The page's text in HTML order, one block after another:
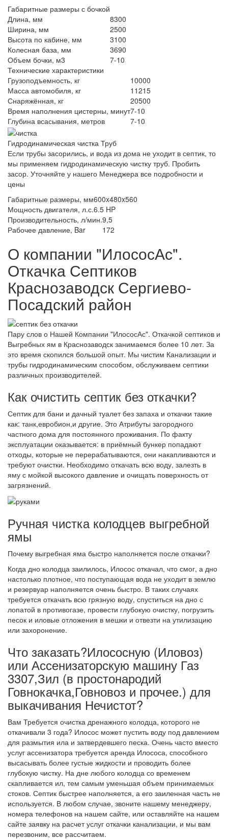
Габаритные размеры с бочкой
Длина, мм
8300
Ширина, мм
2500
Высота по кабине, мм
3100
Колесная база, мм
3690
Объем бочки, м3
7-10
Технические характеристики
Грузоподъемность, кг
10000
Масса автомобиля, кг
11215
Снаряжённая, кг
20500
Время наполнения цистерны, минут7-10
Глубина всасывания, метров
7-10
Гидродинамическая чистка Труб
Если трубы засорились, и вода из дома не уходит в септик, то
мы применяем гидродинамическую чистку труб. Пробить
засор. Уточняйте у нашего Менеджера все подробности и
цены
Габаритные размеры, мм600x480x560
Мощность двигателя, л.с.6.5 HP
Производительность, л/мин.9,5
Рабочее давление, Bar
172
О компании "ИлососАс".
Откачка Септиков
Краснозаводск Сергиево-
Посадский район
Пару слов о Нашей Компании "ИлососАс". Откачкой септиков и
Выгребных ям в Краснозаводск занимаемся более 10 лет. За
это время скопился большой опыт. Мы чистим Канализации и
трубы гидродинамическим способом, обслуживаем септики
различных производителей.
Как очистить септик без откачки?
Септик для бани и дачный туалет без запаха и откачки такие
как: танк,евробион,и другие. Это Атрибуты загородного
частного дома для постоянного проживания. По факту
эксплуатации оказывается: в приёмный бункер попадают
отходы, которые не перерабатываются, они накапливаются и
требуют очистки. Необходимо откачать всю воду, залезть в
яму с мойкой высокого давление и очищать поверхность от
загрязнений.
Ручная чистка колодцев выгребной
ямы
Почему выгребная яма быстро наполняется после откачки?
Когда дно колодца заилилось, Илосос откачал, что смог, а дно
настолько плотное, что поступающая вода не уходит в землю
и резервуар наполняется очень быстро. В таких случаях
требуется откачать всю грязную воду, спуститься на дно с
лопатой в противогазе, провести глубокую очистку, погрузить
песок и иловые отложения в мешки и отвезти на утилизацию
или захоронение.
Что заказать?Илососную (Иловоз)
или Ассенизаторскую машину Газ
3307,Зил (в простонародий
Говнокачка,Говновоз и прочее.) для
выкачивания Нечистот?
Вам Требуется очистка дренажного колодца, которого не
откачивали 3 года? Илосос может пустить воду под давлением
для размытия ила и затвердевшего песка. Очень часто вместо
услуг ассенизатора требуется аренда Илососа, способного
высасывать более густые жидкости и проводить более
глубокую чистку. На дне любого колодца со временем
скапливается ил, тем самым уменьшая объем принимаемых
стоков. Септик быстрее наполняется, а его заиленная часть не
используется. В любом случае, звоните нашему менеджеру,
номера телефонов на нашем сайте, или оставляйте на нашем
сайте заявку на расчет услуг откачки канализации, и мы вам
перезвоним, все рассчитаем.